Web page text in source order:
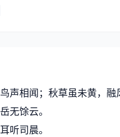
声相闻；秋草虽未黄，融
无馀云。
听司晨。